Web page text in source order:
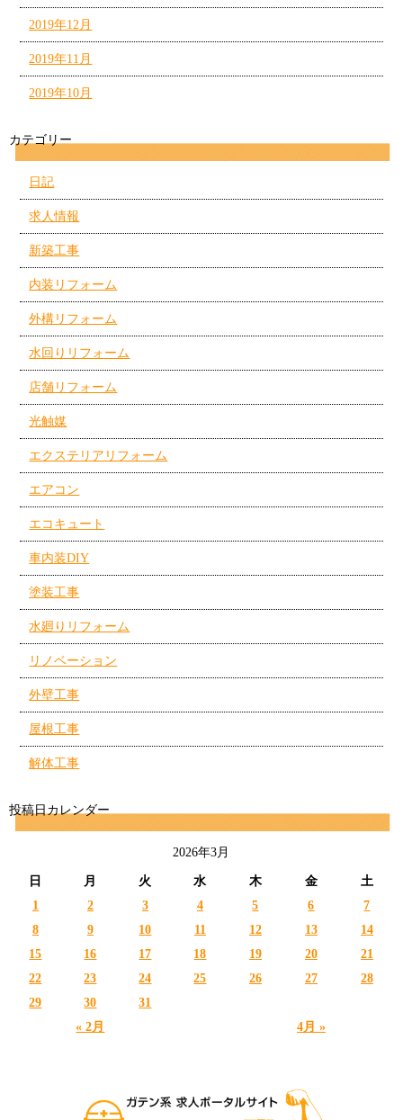
2019年12月
2019年11月
2019年10月
カテゴリー
日記
求人情報
新築工事
内装リフォーム
外構リフォーム
水回りリフォーム
店舗リフォーム
光触媒
エクステリアリフォーム
エアコン
エコキュート
車内装DIY
塗装工事
水廻りリフォーム
リノベーション
外壁工事
屋根工事
解体工事
投稿日カレンダー
2026年3月
日 月 火 水 木 金 土
« 2月 4月 »
1 2 3 4 5 6
7
8
9 10 11 12 13
14
15
16 17 18 19 20
21
22
23 24 25 26 27
28
29
30 31